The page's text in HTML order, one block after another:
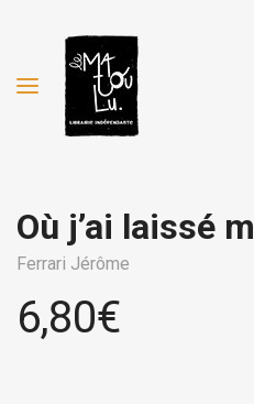
Où j’ai laissé
Ferrari Jérôme
6,80€